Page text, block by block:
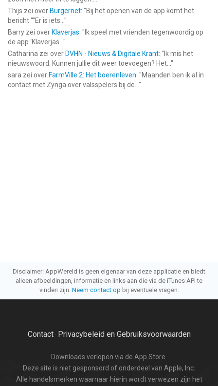
Thijs zei over Burgernet: "Bij het openen van de app komt het
bericht ""Er is iets... "
Barry zei over Klaverjas: " Ik speel met vrienden tegenwoordig op
de app ‘Klaverjas... "
Catharina zei over DVHN - Nieuws & Digitale Krant: " Ik mis het
nieuwswoord. Kunnen jullie dit weer toevoegen? Het... "
sara zei over FarmVille 2: Het boerenleven: "Maanden ben ik al in
contact met Zynga over valsspelers bij de... "
Disclaimer: AppWereld is geen eigenaar van deze applicatie en biedt
alleen afbeeldingen, informatie en links aan die via de iTunes API te
vinden zijn. Neem contact op bij eventuele vragen.
Contact· Privacybeleid en Gebruiksvoorwaarden
Downloads verlopen via de App Store.
Deze site is niet gesponsord of onderdeel van Apple, Inc.
Alle handelsmerken waarnaar hierin wordt verwezen zijn het